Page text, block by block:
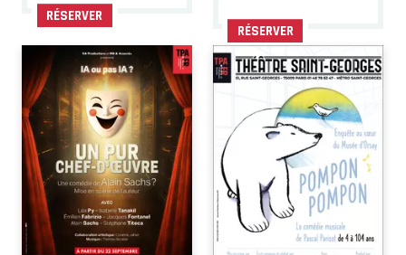
RÉSERVER
RÉSERVER